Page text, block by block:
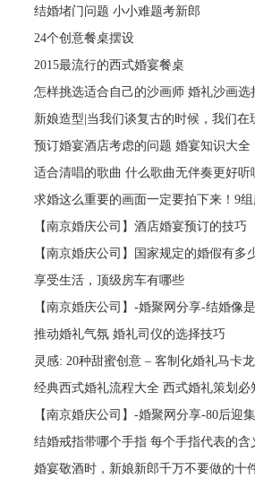
结婚堵门问题 小小难题考新郎
24个创意餐桌摆设
2015最流行的西式婚宴餐桌
怎样挑选适合自己的沙画师 婚礼沙画选
新娘造型|当我们谈复古的时候，我们在
预订婚宴酒店考虑的问题 婚宴知识大全
适合清唱的歌曲 什么歌曲无伴奏更好听
求婚这么重要的画面一定要拍下来！9
【南京婚庆公司】酒店婚宴预订的技巧
【南京婚庆公司】国家规定的婚假有多
享受生活，顶级房车有哪些
【南京婚庆公司】-婚聚网分享-结婚像
推动婚礼气氛 婚礼司仪的选择技巧
灵感: 20种甜蜜创意 – 客制化婚礼马卡龙
经典西式婚礼流程大全 西式婚礼策划必
【南京婚庆公司】-婚聚网分享-80后迎
结婚戒指带哪个手指 每个手指代表的含
婚宴敬酒时，新娘新郎千万不要做的十